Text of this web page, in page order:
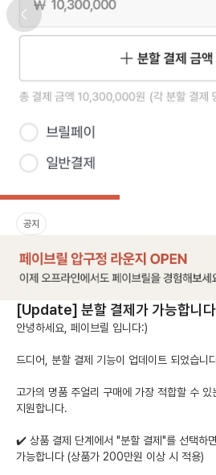
Previous slide
공지
[Update] 분할 결제가 가능합니다
안녕하세요, 페이브릴 입니다:)
드디어, 분할 결제 기능이 업데이트 되었습니
고가의 명품 주얼리 구매에 가장 적합할 수
지원합니다.
✔️ 상품 결제 단계에서 "분할 결제"를 선택하
가능합니다 (상품가 200만원 이상 시 적용)